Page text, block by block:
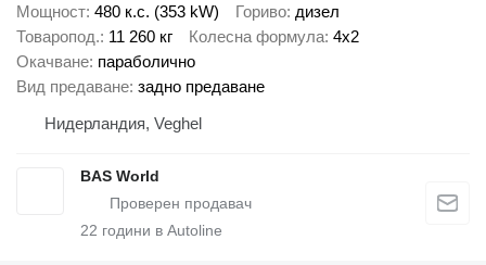
Мощност 480 к.с. (353 kW) Гориво дизел
Товаропод. 11 260 кг Колесна формула 4x2
Окачване параболично
Вид предаване задно предаване
Нидерландия, Veghel
BAS World
22 години в Autoline